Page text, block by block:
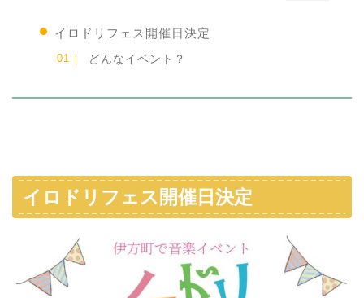
イロドリフェス開催日決定
どんなイベント？
イロドリフェス開催日決定